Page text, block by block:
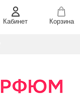
Кабинет Корзина